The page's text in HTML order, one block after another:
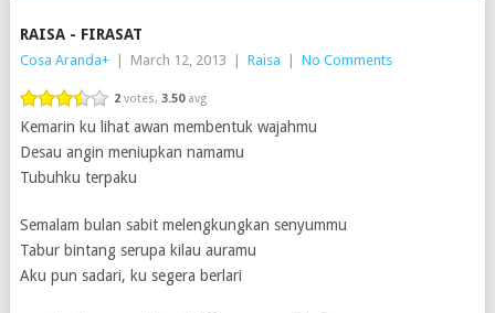
RAISA - FIRASAT
Cosa Aranda+ March 12, 2013 Raisa No Comments
2votes, 3.50avg
Kemarin ku lihat awan membentuk wajahmu
Desau angin meniupkan namamu
Tubuhku terpaku
Semalam bulan sabit melengkungkan senyummu
Tabur bintang serupa kilau auramu
Aku pun sadari, ku segera berlari